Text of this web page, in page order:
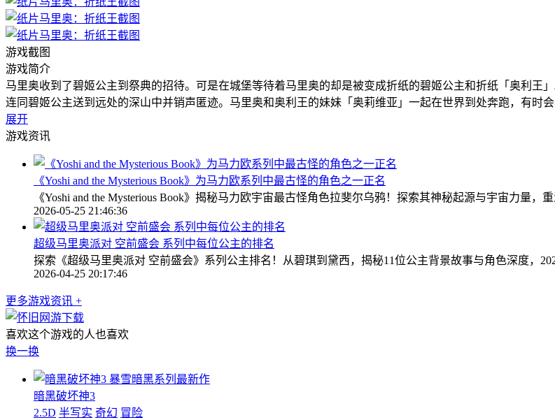
游戏截图
游戏简介
马里奥收到了碧姬公主到祭典的招待。可是在城堡等待着马里奥的却是被变成折纸的碧姬公主和折纸「奥利王
连同碧姬公主送到远处的深山中并销声匿迹。马里奥和奥利王的妹妹「奥莉维亚」一起在世界到处奔跑，有时
展开
游戏资讯
《Yoshi and the Mysterious Book》为马力欧系列中最古怪的角色之一正名
《Yoshi and the Mysterious Book》揭秘马力欧宇宙最古怪角色拉斐尔乌鸦！探索其神秘起源与宇宙力量，
2026-05-25 21:46:36
超级马里奥派对 空前盛会 系列中每位公主的排名
探索《超级马里奥派对 空前盛会》系列公主排名！从碧琪到黛西，揭秘11位公主背景故事与角色深度，
2026-04-25 20:17:46
更多游戏资讯 +
喜欢这个游戏的人也喜欢
换一换
暴雪暗黑系列最新作
暗黑破坏神3
2.5D 半写实 奇幻 冒险